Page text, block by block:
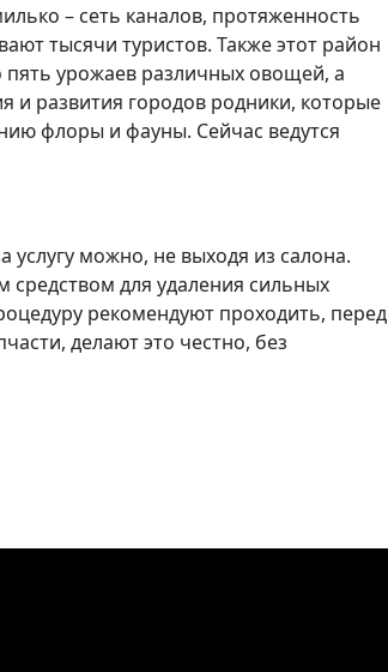
– сеть каналов, протяженность
тысячи туристов. Также этот район
пять урожаев различных овощей, а
и развития городов родники, которые
флоры и фауны. Сейчас ведутся
можно, не выходя из салона.
для удаления сильных
рекомендуют проходить, перед
делают это честно, без